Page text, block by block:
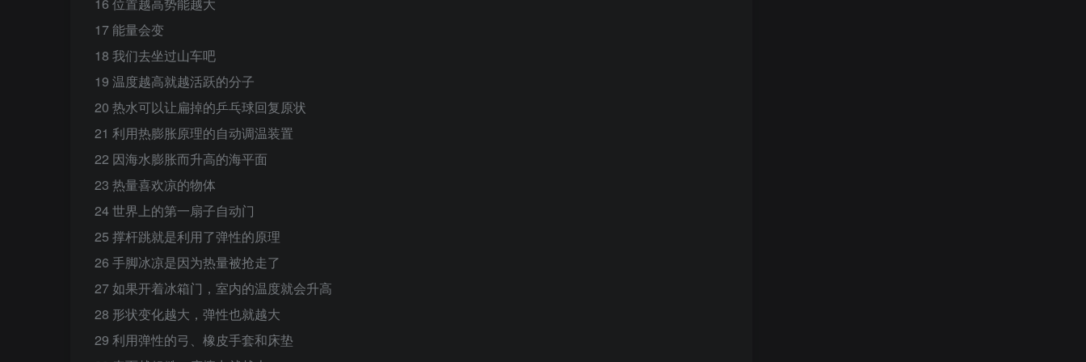
17 能量会变
18 我们去坐过山车吧
19 温度越高就越活跃的分子
20 热水可以让扁掉的乒乓球回复原状
21 利用热膨胀原理的自动调温装置
22 因海水膨胀而升高的海平面
23 热量喜欢凉的物体
24 世界上的第一扇子自动门
25 撑杆跳就是利用了弹性的原理
26 手脚冰凉是因为热量被抢走了
27 如果开着冰箱门，室内的温度就会升高
28 形状变化越大，弹性也就越大
29 利用弹性的弓、橡皮手套和床垫